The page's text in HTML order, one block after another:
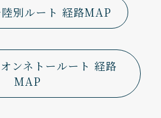
別ルート 経路MAP
ンネトールート 経路
MAP